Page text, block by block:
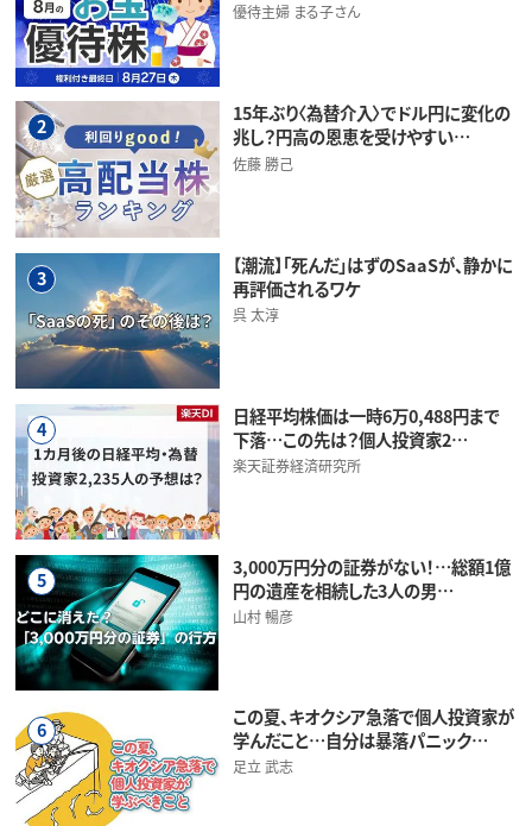
優待主婦 まる子さん
2
15年ぶり〈為替介入〉でドル円に変化の
兆し？円高の恩恵を受けやすい…
佐藤 勝己
3
【潮流】「死んだ」はずのSaaSが、静かに
再評価されるワケ
呉 太淳
4
日経平均株価は一時6万0,488円まで
下落…この先は？個人投資家2…
楽天証券経済研究所
5
3,000万円分の証券がない！…総額1億
円の遺産を相続した3人の男…
山村 暢彦
6
この夏、キオクシア急落で個人投資家が
学んだこと…自分は暴落パニック…
足立 武志